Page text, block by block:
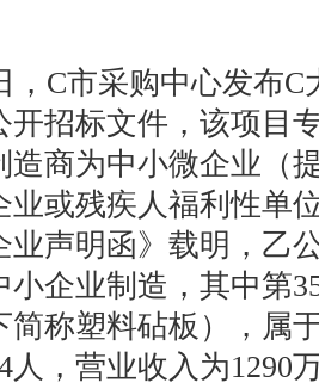
，C市采购中心发布
开招标文件，该项目
造商为中小微企业（
业或残疾人福利性单
业声明函》载明，乙
小企业制造，其中第
简称塑料砧板），属
人，营业收入为1290